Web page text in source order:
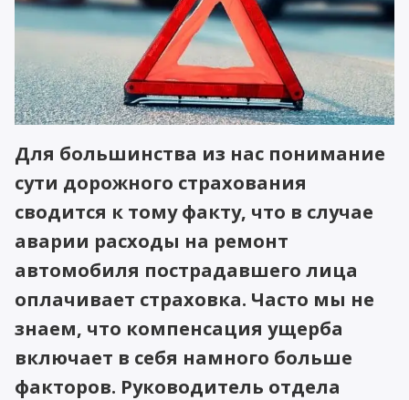
Для большинства из нас понимание
сути дорожного страхования
сводится к тому факту, что в случае
аварии расходы на ремонт
автомобиля пострадавшего лица
оплачивает страховка. Часто мы не
знаем, что компенсация ущерба
включает в себя намного больше
факторов. Руководитель отдела